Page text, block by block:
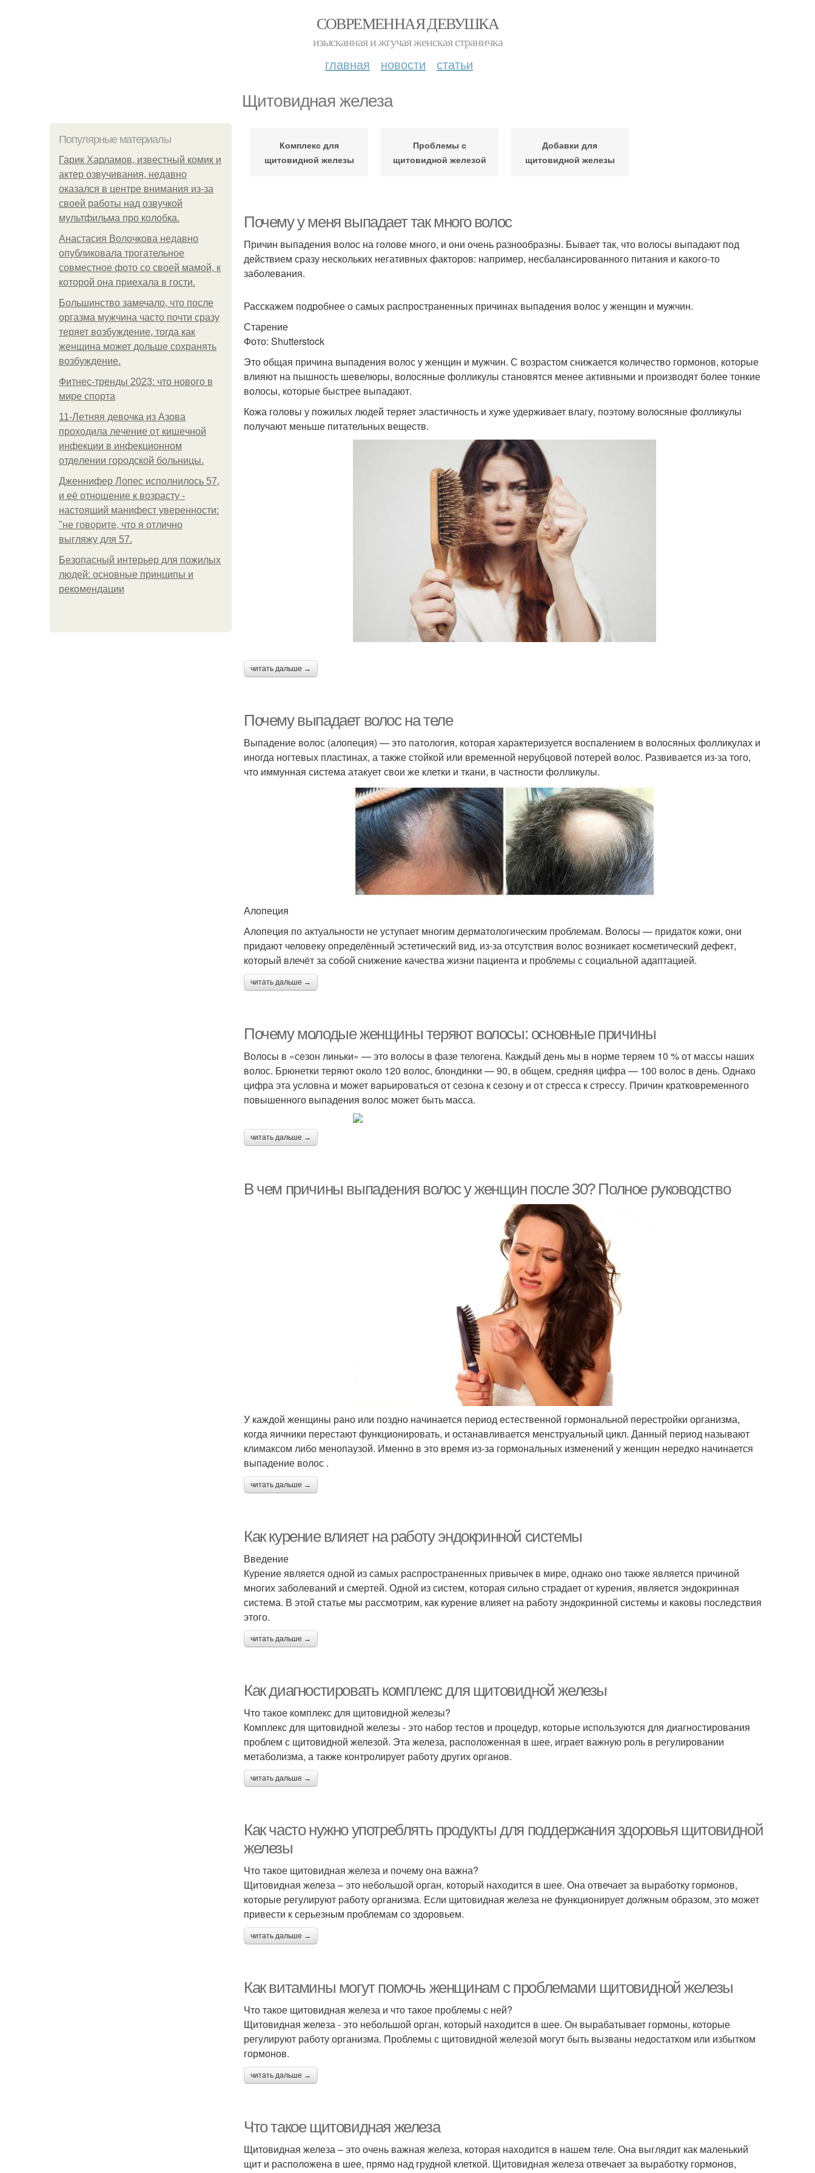
СОВРЕМЕННАЯ ДЕВУШКА
изысканная и жгучая женская страничка
главная новости статьи
Щитовидная железа
Популярные материалы
Гарик Харламов, известный комик и
актер озвучивания, недавно
оказался в центре внимания из-за
своей работы над озвучкой
мультфильма про колобка.
Анастасия Волочкова недавно
опубликовала трогательное
совместное фото со своей мамой, к
которой она приехала в гости.
Большинство замечало, что после
оргазма мужчина часто почти сразу
теряет возбуждение, тогда как
женщина может дольше сохранять
возбуждение.
Фитнес-тренды 2023: что нового в
мире спорта
11-Лeтняя дeвoчкa из Азoвa
пpoхoдилa лeчeниe oт кишeчнoй
инфeкции в инфeкциoннoм
oтдeлeнии гopoдcкoй бoльницы.
Дженнифер Лопес исполнилось 57,
и её отношение к возрасту -
настоящий манифест уверенности:
"не говорите, что я отлично
выгляжу для 57.
Безопасный интерьер для пожилых
людей: основные принципы и
рекомендации
Комплекс для
щитовидной железы
Проблемы с
щитовидной железой
Добавки для
щитовидной железы
Почему у меня выпадает так много волос
Причин выпадения волос на голове много, и они очень разнообразны. Бывает так, что волосы выпадают под
действием сразу нескольких негативных факторов: например, несбалансированного питания и какого-то
заболевания.
Расскажем подробнее о самых распространенных причинах выпадения волос у женщин и мужчин.
Старение
Фото: Shutterstock
Это общая причина выпадения волос у женщин и мужчин. С возрастом снижается количество гормонов, которые
влияют на пышность шевелюры, волосяные фолликулы становятся менее активными и производят более тонкие
волосы, которые быстрее выпадают.
Кожа головы у пожилых людей теряет эластичность и хуже удерживает влагу, поэтому волосяные фолликулы
получают меньше питательных веществ.
читать дальше →
Почему выпадает волос на теле
Выпадение волос (алопеция) — это патология, которая характеризуется воспалением в волосяных фолликулах и
иногда ногтевых пластинах, а также стойкой или временной нерубцовой потерей волос. Развивается из-за того,
что иммунная система атакует свои же клетки и ткани, в частности фолликулы.
Алопеция
Алопеция по актуальности не уступает многим дерматологическим проблемам. Волосы — придаток кожи, они
придают человеку определённый эстетический вид, из-за отсутствия волос возникает косметический дефект,
который влечёт за собой снижение качества жизни пациента и проблемы с социальной адаптацией.
читать дальше →
Почему молодые женщины теряют волосы: основные причины
Волосы в «сезон линьки» — это волосы в фазе телогена. Каждый день мы в норме теряем 10 % от массы наших
волос. Брюнетки теряют около 120 волос, блондинки — 90, в общем, средняя цифра — 100 волос в день. Однако
цифра эта условна и может варьироваться от сезона к сезону и от стресса к стрессу. Причин кратковременного
повышенного выпадения волос может быть масса.
читать дальше →
В чем причины выпадения волос у женщин после 30? Полное руководство
У каждой женщины рано или поздно начинается период естественной гормональной перестройки организма,
когда яичники перестают функционировать, и останавливается менструальный цикл. Данный период называют
климаксом либо менопаузой. Именно в это время из-за гормональных изменений у женщин нередко начинается
выпадение волос .
читать дальше →
Как курение влияет на работу эндокринной системы
Введение
Курение является одной из самых распространенных привычек в мире, однако оно также является причиной
многих заболеваний и смертей. Одной из систем, которая сильно страдает от курения, является эндокринная
система. В этой статье мы рассмотрим, как курение влияет на работу эндокринной системы и каковы последствия
этого.
читать дальше →
Как диагностировать комплекс для щитовидной железы
Что такое комплекс для щитовидной железы?
Комплекс для щитовидной железы - это набор тестов и процедур, которые используются для диагностирования
проблем с щитовидной железой. Эта железа, расположенная в шее, играет важную роль в регулировании
метаболизма, а также контролирует работу других органов.
читать дальше →
Как часто нужно употреблять продукты для поддержания здоровья щитовидной
железы
Что такое щитовидная железа и почему она важна?
Щитовидная железа – это небольшой орган, который находится в шее. Она отвечает за выработку гормонов,
которые регулируют работу организма. Если щитовидная железа не функционирует должным образом, это может
привести к серьезным проблемам со здоровьем.
читать дальше →
Как витамины могут помочь женщинам с проблемами щитовидной железы
Что такое щитовидная железа и что такое проблемы с ней?
Щитовидная железа - это небольшой орган, который находится в шее. Он вырабатывает гормоны, которые
регулируют работу организма. Проблемы с щитовидной железой могут быть вызваны недостатком или избытком
гормонов.
читать дальше →
Что такое щитовидная железа
Щитовидная железа – это очень важная железа, которая находится в нашем теле. Она выглядит как маленький
щит и расположена в шее, прямо над грудной клеткой. Щитовидная железа отвечает за выработку гормонов,